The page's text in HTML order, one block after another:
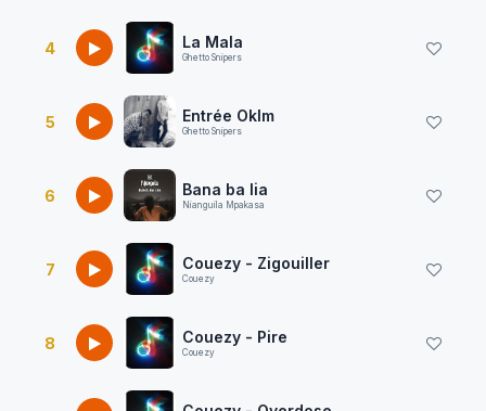
4 La Mala
Ghetto Snipers
5 Entrée Oklm
Ghetto Snipers
6 Bana ba lia
Nianguila Mpakasa
7 Couezy - Zigouiller
Couezy
8 Couezy - Pire
Couezy